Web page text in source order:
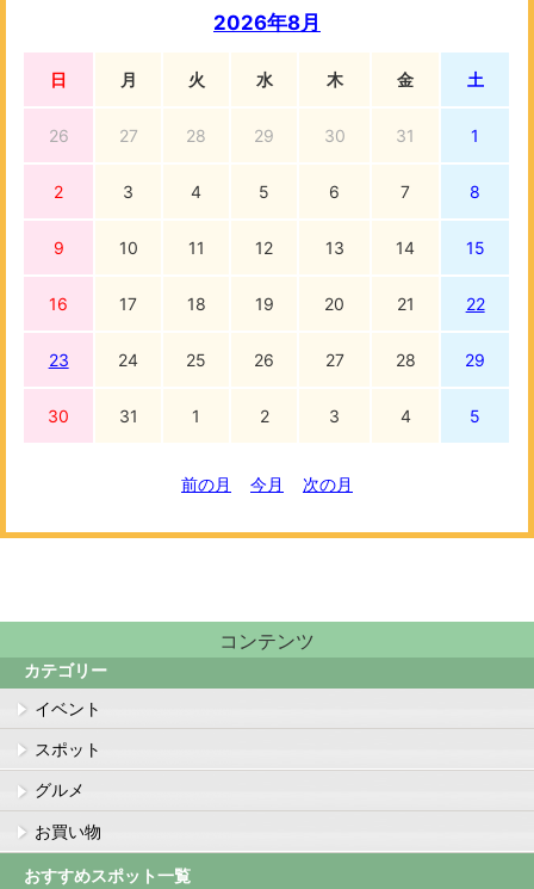
2026年8月
日 月 火 水 木 金 土
26 27 28 29 30 31 1
2 3 4 5 6 7 8
9 10 11 12 13 14 15
16 17 18 19 20 21 22
23 24 25 26 27 28 29
30 31 1 2 3 4 5
前の月 今月 次の月
コンテンツ
カテゴリー
イベント
スポット
グルメ
お買い物
おすすめスポット一覧